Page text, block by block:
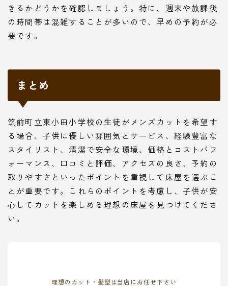
きるかどうかを確認しましょう。特に、週末や放課後
の時間帯は混雑することが多いので、早めの予約が必
要です。
まとめ
筑前町立東小田小学校の生徒がメンズカットを希望す
る場合、子供に優しい雰囲気とサービス、経験豊富な
スタイリスト、清潔で安全な環境、価格とコストパフ
ォーマンス、口コミと評価、アクセスの良さ、予約の
取りやすさといったポイントを重視して床屋を選ぶこ
とが重要です。これらのポイントを考慮し、子供が安
心してカットを楽しめる理想の床屋を見つけてくださ
い。
理想のカット・髪型は当店にお任せ下さい